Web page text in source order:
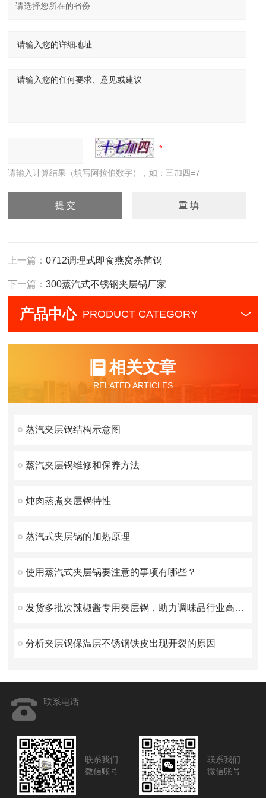
请输入计算结果（填写阿拉伯数字），如：三加四=7
上一篇：0712调理式即食燕窝杀菌锅
下一篇：300蒸汽式不锈钢夹层锅厂家
产品中心 PRODUCT CATEGORY
相关文章
RELATED ARTICLES
蒸汽夹层锅结构示意图
蒸汽夹层锅维修和保养方法
炖肉蒸煮夹层锅特性
蒸汽式夹层锅的加热原理
使用蒸汽式夹层锅要注意的事项有哪些？
发货多批次辣椒酱专用夹层锅，助力调味品行业高效生产
分析夹层锅保温层不锈钢铁皮出现开裂的原因
联系电话
联系我们
微信账号
联系我们
微信账号